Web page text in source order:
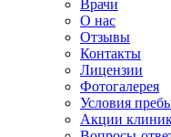
Врачи
О нас
Отзывы
Контакты
Лицензии
Фотогалерея
Условия
Акции